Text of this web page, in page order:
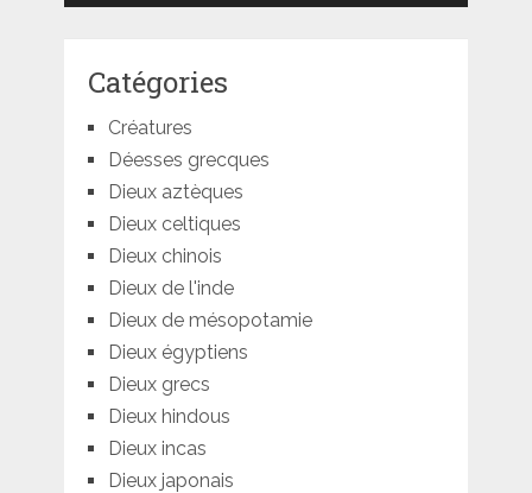
Catégories
Créatures
Déesses grecques
Dieux aztèques
Dieux celtiques
Dieux chinois
Dieux de l'inde
Dieux de mésopotamie
Dieux égyptiens
Dieux grecs
Dieux hindous
Dieux incas
Dieux japonais